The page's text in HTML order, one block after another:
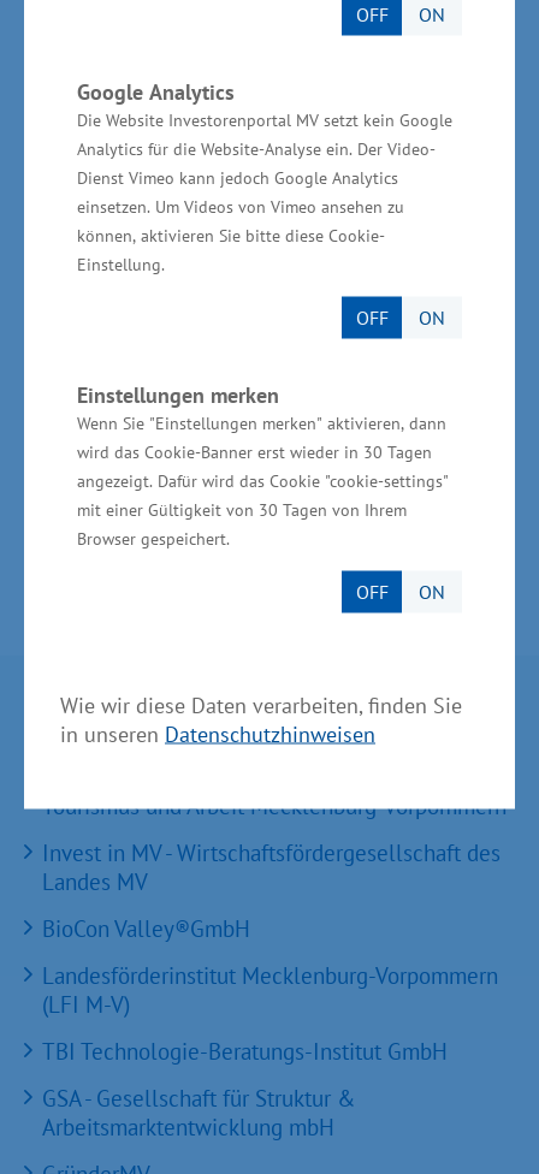
OFF ON
Google Analytics
Die Website Investorenportal MV setzt kein Google
Analytics für die Website-Analyse ein. Der Video-
Dienst Vimeo kann jedoch Google Analytics
einsetzen. Um Videos von Vimeo ansehen zu
können, aktivieren Sie bitte diese Cookie-
Einstellung.
OFF ON
Einstellungen merken
Wenn Sie "Einstellungen merken" aktivieren, dann
wird das Cookie-Banner erst wieder in 30 Tagen
angezeigt. Dafür wird das Cookie "cookie-settings"
mit einer Gültigkeit von 30 Tagen von Ihrem
Browser gespeichert.
OFF ON
Wie wir diese Daten verarbeiten, finden Sie
in unseren Datenschutzhinweisen
Handwerk in Mecklenburg-Vorpommern
In Mecklenburg-Vorpommern gibt es derzeit
knapp 20.000 Handwerksbetriebe mit rund
100.000 Beschäftigten und circa 6.000
Lehrlingen. Sie erwirtschaften einen jährlichen
Umsatz von rund 9 Milliarden Euro. Gemessen
an den gesamtwirtschaftlichen Eckdaten
können dem Handwerk in Mecklenburg-
Bruttowertschöpfung, rund 14 Prozent der
Erwerbstätigen und etwa 25 Prozent des
Ausbildungsmarktes zugerechnet werden.
Partner im Land
Tourismus und Arbeit Mecklenburg-Vorpommern
Invest in MV - Wirtschaftsfördergesellschaft des
Landes MV
BioCon Valley®GmbH
Landesförderinstitut Mecklenburg-Vorpommern
(LFI M-V)
TBI Technologie-Beratungs-Institut GmbH
GSA - Gesellschaft für Struktur &
Arbeitsmarktentwicklung mbH